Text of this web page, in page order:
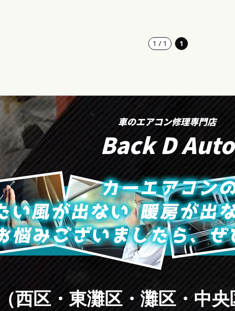
1 / 1 1
車のエアコン修理専門店
Back D Auto
西区・東灘区・灘区・中